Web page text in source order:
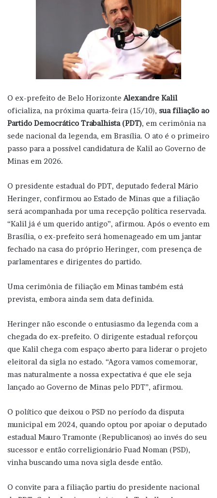
O ex-prefeito de Belo Horizonte Alexandre Kalil
oficializa, na próxima quarta-feira (15/10), sua filiação ao
Partido Democrático Trabalhista (PDT), em cerimônia na
sede nacional da legenda, em Brasília. O ato é o primeiro
passo para a possível candidatura de Kalil ao Governo de
Minas em 2026.
O presidente estadual do PDT, deputado federal Mário
Heringer, confirmou ao Estado de Minas que a filiação
será acompanhada por uma recepção política reservada.
“Kalil já é um querido antigo”, afirmou. Após o evento em
Brasília, o ex-prefeito será homenageado em um jantar
fechado na casa do próprio Heringer, com presença de
parlamentares e dirigentes do partido.
Uma cerimônia de filiação em Minas também está
prevista, embora ainda sem data definida.
Heringer não esconde o entusiasmo da legenda com a
chegada do ex-prefeito. O dirigente estadual reforçou
que Kalil chega com espaço aberto para liderar o projeto
eleitoral da sigla no estado. “Agora vamos comemorar,
mas naturalmente a nossa expectativa é que ele seja
lançado ao Governo de Minas pelo PDT”, afirmou.
O político que deixou o PSD no período da disputa
municipal em 2024, quando optou por apoiar o deputado
estadual Mauro Tramonte (Republicanos) ao invés do seu
sucessor e então correligionário Fuad Noman (PSD),
vinha buscando uma nova sigla desde então.
O convite para a filiação partiu do presidente nacional